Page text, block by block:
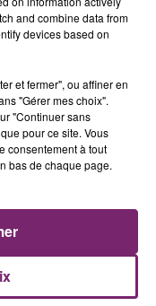
légales
and combine data from
devices based on
et fermer", ou affiner en
"Gérer mes choix".
"Continuer sans
pour ce site. Vous
consentement à tout
bas de chaque page.